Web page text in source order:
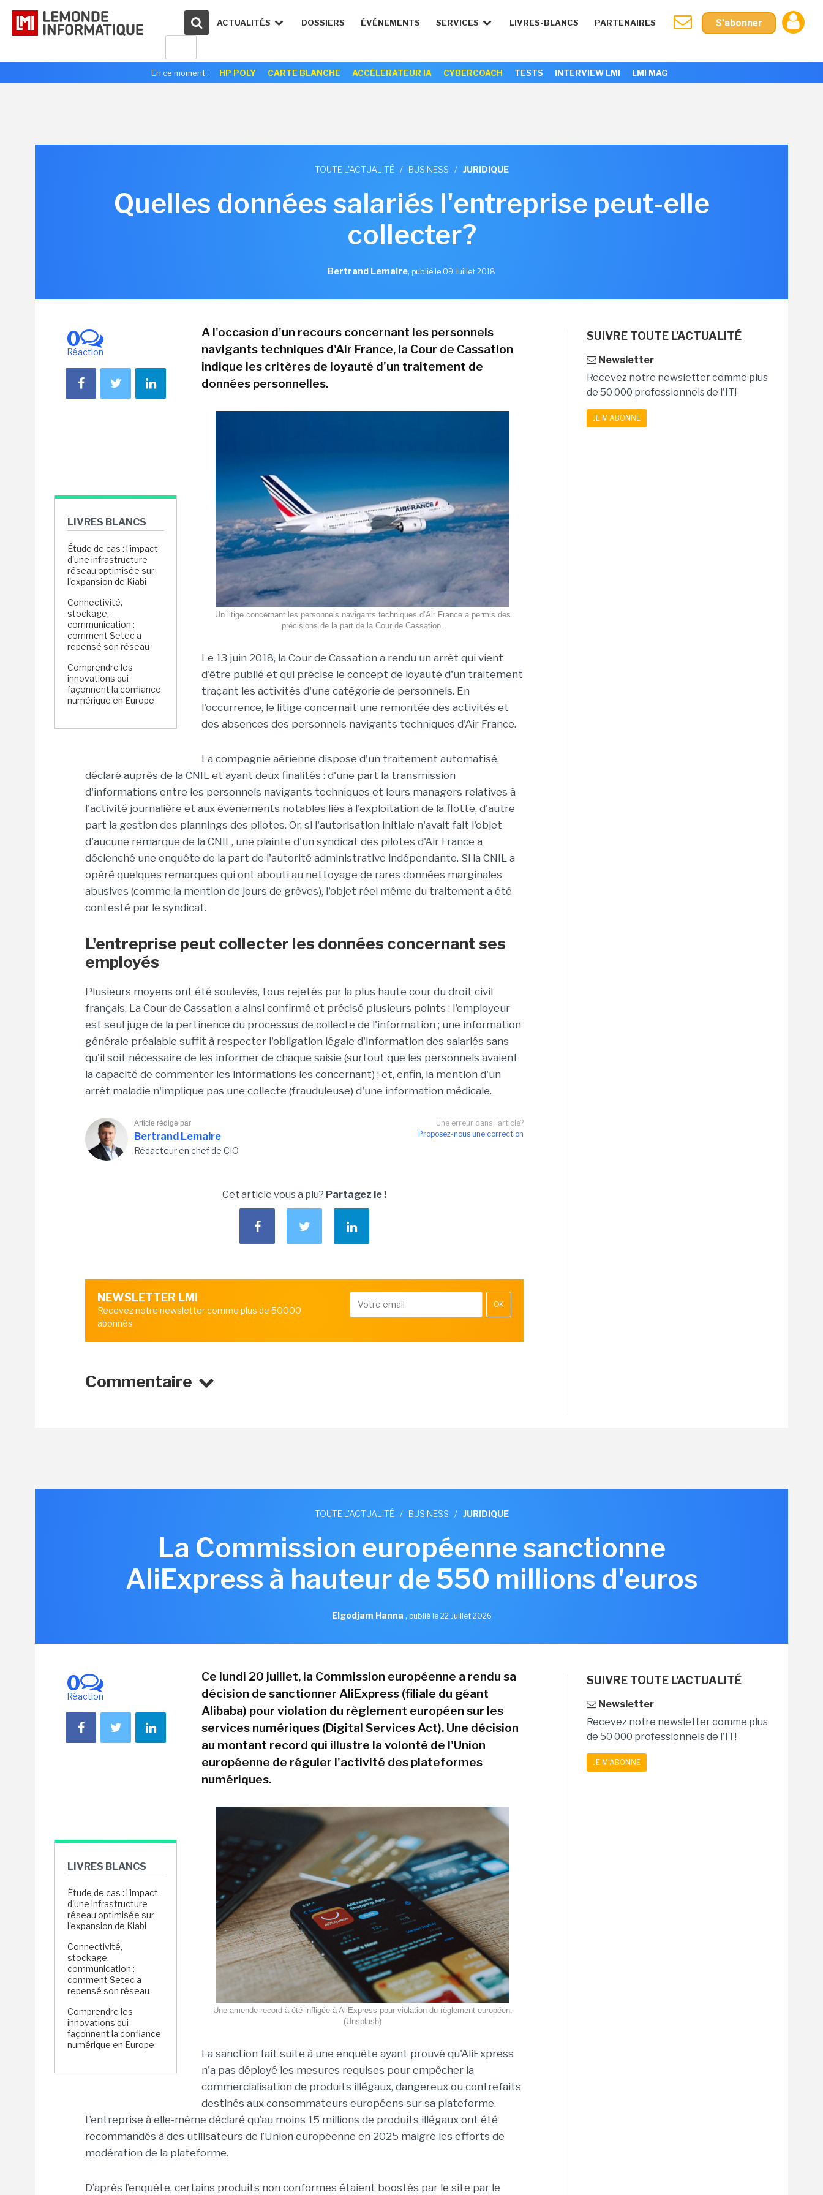
ACTUALITÉS DOSSIERS ÉVÉNEMENTS SERVICES LIVRES-BLANCS PARTENAIRES S'abonner
En ce moment : HP POLY CARTE BLANCHE ACCÉLERATEUR IA CYBERCOACH TESTS INTERVIEW LMI LMI MAG
TOUTE L'ACTUALITÉ / BUSINESS / JURIDIQUE
Quelles données salariés l'entreprise peut-elle
collecter?
Bertrand Lemaire, publié le 09 Juillet 2018
0
Réaction
LIVRES BLANCS
Étude de cas : l'impact
d'une infrastructure
réseau optimisée sur
l'expansion de Kiabi
Connectivité,
stockage,
communication :
comment Setec a
repensé son réseau
Comprendre les
innovations qui
façonnent la confiance
numérique en Europe
A l'occasion d'un recours concernant les personnels
navigants techniques d'Air France, la Cour de Cassation
indique les critères de loyauté d'un traitement de
données personnelles.
Un litige concernant les personnels navigants techniques d’Air France a permis des
précisions de la part de la Cour de Cassation.
Le 13 juin 2018, la Cour de Cassation a rendu un arrêt qui vient
d'être publié et qui précise le concept de loyauté d'un traitement
traçant les activités d'une catégorie de personnels. En
l'occurrence, le litige concernait une remontée des activités et
des absences des personnels navigants techniques d'Air France.
La compagnie aérienne dispose d'un traitement automatisé,
déclaré auprès de la CNIL et ayant deux finalités : d'une part la transmission
d'informations entre les personnels navigants techniques et leurs managers relatives à
l'activité journalière et aux événements notables liés à l'exploitation de la flotte, d'autre
part la gestion des plannings des pilotes. Or, si l'autorisation initiale n'avait fait l'objet
d'aucune remarque de la CNIL, une plainte d'un syndicat des pilotes d'Air France a
déclenché une enquête de la part de l'autorité administrative indépendante. Si la CNIL a
opéré quelques remarques qui ont abouti au nettoyage de rares données marginales
abusives (comme la mention de jours de grèves), l'objet réel même du traitement a été
contesté par le syndicat.
L'entreprise peut collecter les données concernant ses
employés
Plusieurs moyens ont été soulevés, tous rejetés par la plus haute cour du droit civil
français. La Cour de Cassation a ainsi confirmé et précisé plusieurs points : l'employeur
est seul juge de la pertinence du processus de collecte de l'information ; une information
générale préalable suffit à respecter l'obligation légale d'information des salariés sans
qu'il soit nécessaire de les informer de chaque saisie (surtout que les personnels avaient
la capacité de commenter les informations les concernant) ; et, enfin, la mention d'un
arrêt maladie n'implique pas une collecte (frauduleuse) d'une information médicale.
Une erreur dans l'article?
Proposez-nous une correction
Article rédigé par
Bertrand Lemaire
Rédacteur en chef de CIO
Cet article vous a plu? Partagez le !
NEWSLETTER LMI
Recevez notre newsletter comme plus de 50000
abonnés
OK
Commentaire
SUIVRE TOUTE L'ACTUALITÉ
Newsletter
Recevez notre newsletter comme plus
de 50 000 professionnels de l'IT!
JE M'ABONNE
TOUTE L'ACTUALITÉ / BUSINESS / JURIDIQUE
La Commission européenne sanctionne
AliExpress à hauteur de 550 millions d'euros
Elgodjam Hanna , publié le 22 Juillet 2026
0
Réaction
LIVRES BLANCS
Étude de cas : l'impact
d'une infrastructure
réseau optimisée sur
l'expansion de Kiabi
Connectivité,
stockage,
communication :
comment Setec a
repensé son réseau
Comprendre les
innovations qui
façonnent la confiance
numérique en Europe
Ce lundi 20 juillet, la Commission européenne a rendu sa
décision de sanctionner AliExpress (filiale du géant
Alibaba) pour violation du règlement européen sur les
services numériques (Digital Services Act). Une décision
au montant record qui illustre la volonté de l'Union
européenne de réguler l'activité des plateformes
numériques.
Une amende record à été infligée à AliExpress pour violation du règlement européen.
(Unsplash)
La sanction fait suite à une enquête ayant prouvé qu'AliExpress
n'a pas déployé les mesures requises pour empêcher la
commercialisation de produits illégaux, dangereux ou contrefaits
destinés aux consommateurs européens sur sa plateforme.
L’entreprise à elle-même déclaré qu’au moins 15 millions de produits illégaux ont été
recommandés à des utilisateurs de l’Union européenne en 2025 malgré les efforts de
modération de la plateforme.
D’après l’enquête, certains produits non conformes étaient boostés par le site par le
SUIVRE TOUTE L'ACTUALITÉ
Newsletter
Recevez notre newsletter comme plus
de 50 000 professionnels de l'IT!
JE M'ABONNE